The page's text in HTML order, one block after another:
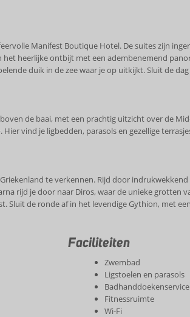
Manifest Boutique Hotel. De suites zijn
heerlijke ontbijt met een adembenemend
duik in de zee waar je op uitkijkt. Sluit de
de baai, met een prachtig uitzicht over de
vind je ligbedden, parasols en gezellige
te verkennen. Rijd door
rijd je door naar Diros, waar de unieke grotten
de ronde af in het levendige Gythion, met
Faciliteiten
Zwembad
Ligstoelen en parasols
Badhanddoekenservice
Fitnessruimte
Wi-Fi